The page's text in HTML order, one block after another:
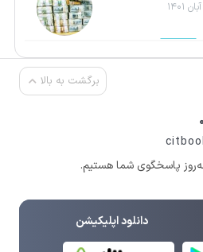
برگشت به بالا
دانلود اپلیکیشن